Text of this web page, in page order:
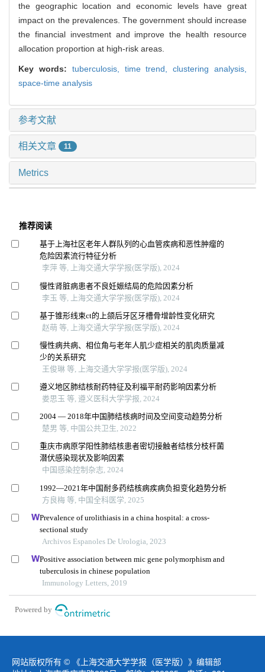
the geographic location and economic levels have great
impact on the prevalences. The government should increase
the financial investment and improve the health resource
allocation proportion at high-risk areas.
Key words: tuberculosis, time trend,clustering analysis,
space-time analysis
参考文献
相关文章 11
Metrics
推荐阅读
基于上海社区老年人群队列的心血管疾病和恶性肿瘤的
危险因素流行特征分析
李萍 等, 上海交通大学学报(医学版), 2024
慢性肾脏病患者不良妊娠结局的危险因素分析
李玉 等, 上海交通大学学报(医学版), 2024
基于锥形线束ct的上颌后牙区牙槽骨增龄性变化研究
赵萌 等, 上海交通大学学报(医学版), 2024
慢性病共病、相位角与老年人肌少症相关的肌肉质量减
少的关系研究
王俊琳 等, 上海交通大学学报(医学版), 2024
遵义地区肺结核耐药特征及利福平耐药影响因素分析
娄思玉 等, 遵义医科大学学报, 2024
2004 — 2018年中国肺结核病时间及空间变动趋势分析
楚男 等, 中国公共卫生, 2022
重庆市病原学阳性肺结核患者密切接触者结核分枝杆菌
潜伏感染现状及影响因素
中国感染控制杂志, 2024
1992—2021年中国耐多药结核病疾病负担变化趋势分析
方良梅 等, 中国全科医学, 2025
Prevalence of urolithiasis in a china hospital: a cross-
sectional study
Archivos Espanoles De Urologia, 2023
Positive association between mic gene polymorphism and
tuberculosis in chinese population
Immunology Letters, 2019
Powered by
网站版权所有 © 《上海交通大学学报（医学版）》编辑部